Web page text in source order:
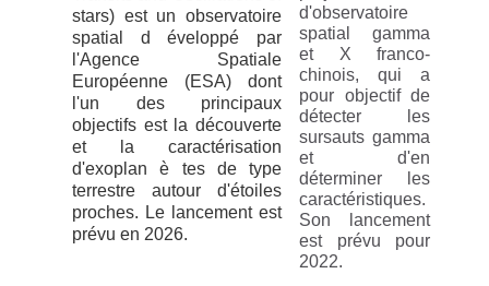
stars) est un observatoire
spatial d
éveloppé par
l'Agence Spatiale
Européenne (ESA) dont
l'un des principaux
objectifs est la découverte
et la caractérisation
d'exoplan
è
tes de type
terrestre autour d'étoiles
proches. Le lancement est
prévu en 2026.
d'observatoire
spatial gamma
et X franco-
chinois, qui a
pour objectif de
détecter les
sursauts gamma
et d'en
déterminer les
caractéristiques.
Son lancement
est prévu pour
2022.